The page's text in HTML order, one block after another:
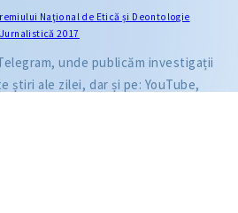
Naţional de Etică și Deontologie
Jurnalistică 2017
unde publicăm investigații
știri ale zilei, dar și pe: YouTube,